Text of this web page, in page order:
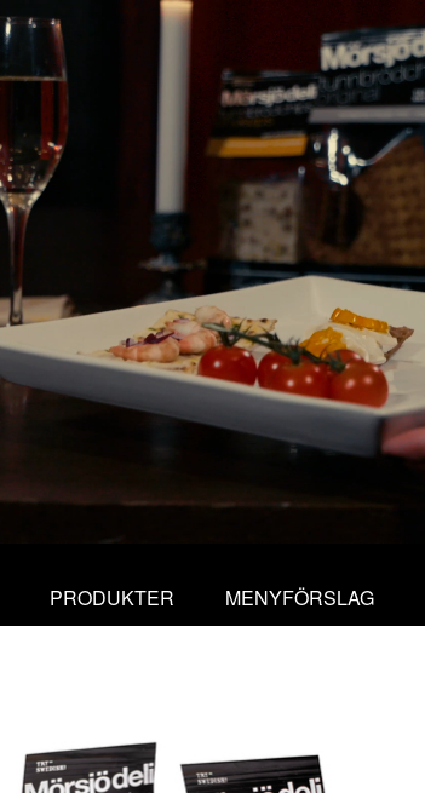
PRODUKTER MENYFÖRSLAG